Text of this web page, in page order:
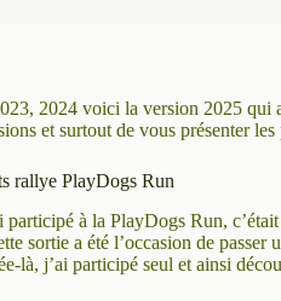
2024 voici la version 2025 qui
et surtout de vous présenter
rallye PlayDogs Run
participé à la PlayDogs Run,
sortie a été l’occasion de
là, j’ai participé seul et ainsi